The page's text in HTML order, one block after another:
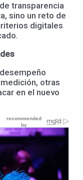
transparencia
sino un reto de
digitales
otras
en el nuevo